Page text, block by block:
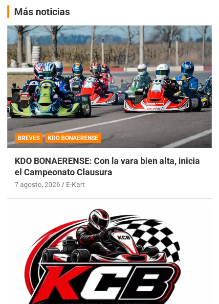
Más noticias
BREVES KDO BONAERENSE
KDO BONAERENSE: Con la vara bien alta, inicia
el Campeonato Clausura
7 agosto, 2026 E-Kart